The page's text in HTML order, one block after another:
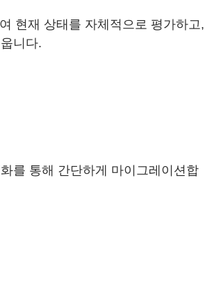
현재 상태를 자체적으로 평가하고,
니다.
를 통해 간단하게 마이그레이션합